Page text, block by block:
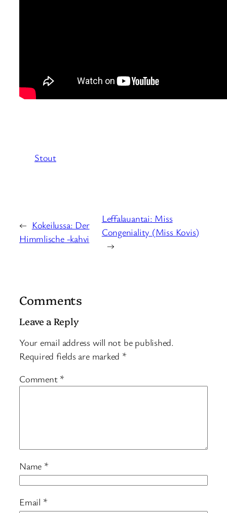
Stout
← Kokeilussa: Der
Himmlische -kahvi
Leffalauantai: Miss
Congeniality (Miss Kovis)
→
Comments
Leave a Reply
Your email address will not be published.
Required fields are marked *
Comment *
Name *
Email *